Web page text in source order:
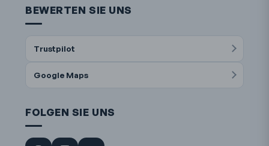
BEWERTEN SIE UNS
Trustpilot
Google Maps
FOLGEN SIE UNS